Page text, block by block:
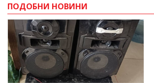
ПОДОБНИ НОВИНИ